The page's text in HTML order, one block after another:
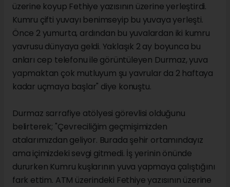
üzerine koyup Fethiye yazısının üzerine yerleştirdi.
Kumru çifti yuvayı benimseyip bu yuvaya yerleşti.
Önce 2 yumurta, ardından bu yuvalardan iki kumru
yavrusu dünyaya geldi. Yaklaşık 2 ay boyunca bu
anları cep telefonu ile görüntüleyen Durmaz, yuva
yapmaktan çok mutluyum şu yavrular da 2 haftaya
kadar uçmaya başlar" diye konuştu.
Durmaz sarrafiye atölyesi görevlisi olduğunu
belirterek; "Çevreciliğim geçmişimizden
atalarımızdan geliyor. Burada şehir ortamındayız
ama içimizdeki sevgi gitmedi. İş yerinin önünde
dururken Kumru kuşlarının yuva yapmaya çalıştığını
fark ettim. ATM üzerindeki Fethiye yazısının üzerine